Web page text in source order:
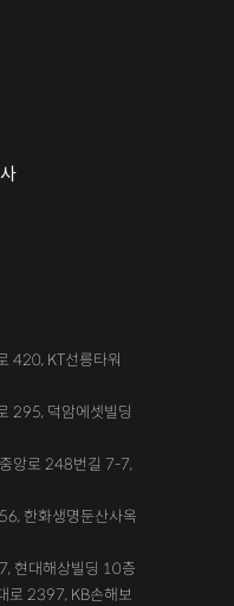
420, KT선릉타워
295, 덕암에셋빌딩
앙로 248번길 7-7,
한화생명둔산사옥
현대해상빌딩 10층
로 2397, KB손해보